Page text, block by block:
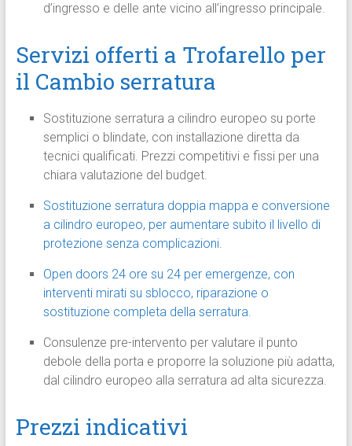
d’ingresso e delle ante vicino all’ingresso principale.
Servizi offerti a Trofarello per
il Cambio serratura
Sostituzione serratura a cilindro europeo su porte
semplici o blindate, con installazione diretta da
tecnici qualificati. Prezzi competitivi e fissi per una
chiara valutazione del budget.
Sostituzione serratura doppia mappa e conversione
a cilindro europeo, per aumentare subito il livello di
protezione senza complicazioni.
Open doors 24 ore su 24 per emergenze, con
interventi mirati su sblocco, riparazione o
sostituzione completa della serratura.
Consulenze pre-intervento per valutare il punto
debole della porta e proporre la soluzione più adatta,
dal cilindro europeo alla serratura ad alta sicurezza.
Prezzi indicativi